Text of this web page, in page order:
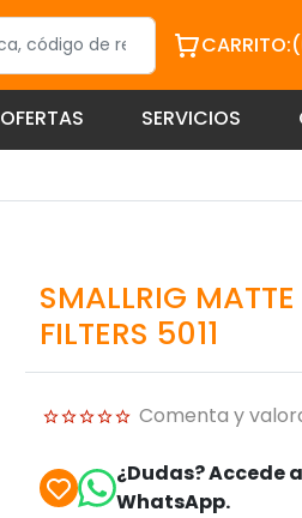
CARRITO:
OFERTAS SERVICIOS
SMALLRIG
FILTERS 5011
Comenta y
¿Dudas? Accede
WhatsApp.